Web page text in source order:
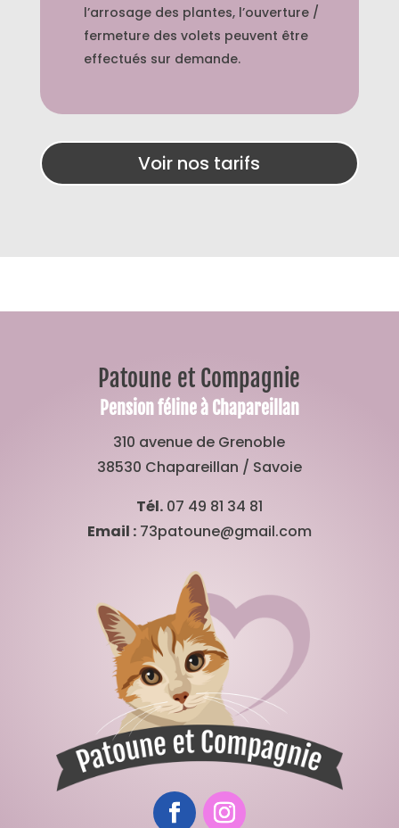
l’arrosage des plantes, l’ouverture /
fermeture des volets peuvent être
effectués sur demande.
Voir nos tarifs
Patoune et Compagnie
Pension féline à Chapareillan
310 avenue de Grenoble
38530 Chapareillan / Savoie
Tél.07 49 81 34 81
Email :73patoune@gmail.com